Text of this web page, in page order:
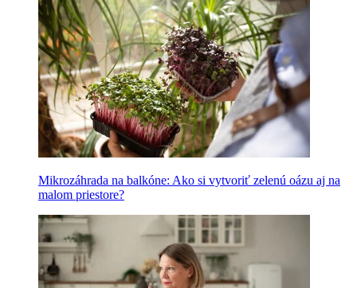
Mikrozáhrada na balkóne: Ako si vytvoriť zelenú oázu aj na
malom priestore?